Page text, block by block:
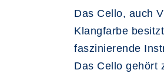
Das Cello, auch
Klangfarbe
faszinierende
Das Cello gehört